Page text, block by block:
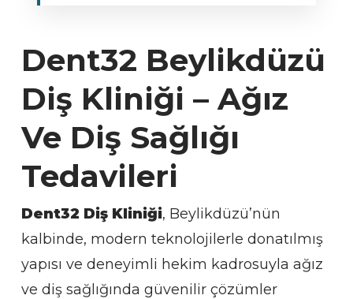
Dent32 Beylikdüzü
Diş Kliniği – Ağız
Ve Diş Sağlığı
Tedavileri
Dent32 Diş Kliniği, Beylikdüzü’nün
kalbinde, modern teknolojilerle donatılmış
yapısı ve deneyimli hekim kadrosuyla ağız
ve diş sağlığında güvenilir çözümler